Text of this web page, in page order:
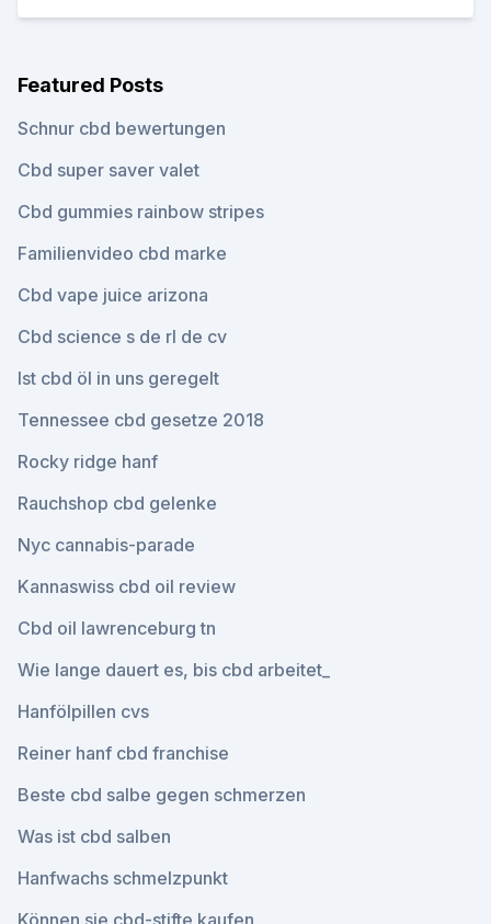
Featured Posts
Schnur cbd bewertungen
Cbd super saver valet
Cbd gummies rainbow stripes
Familienvideo cbd marke
Cbd vape juice arizona
Cbd science s de rl de cv
Ist cbd öl in uns geregelt
Tennessee cbd gesetze 2018
Rocky ridge hanf
Rauchshop cbd gelenke
Nyc cannabis-parade
Kannaswiss cbd oil review
Cbd oil lawrenceburg tn
Wie lange dauert es, bis cbd arbeitet_
Hanfölpillen cvs
Reiner hanf cbd franchise
Beste cbd salbe gegen schmerzen
Was ist cbd salben
Hanfwachs schmelzpunkt
Können sie cbd-stifte kaufen